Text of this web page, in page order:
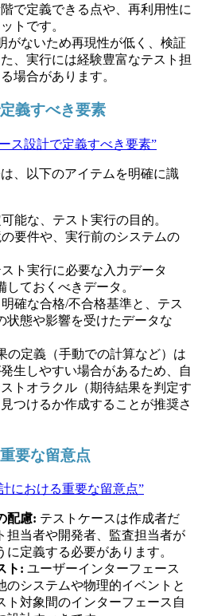
で定義できる点や、再利用性に
トです。
がないため再現性が低く、検証
、実行には経験豊富なテスト担
場合があります。
義すべき要素
ス設計で定義すべき要素”
、以下のアイテムを明確に識
能な、テスト実行の目的。
要件や、実行前のシステムの
ト実行に必要な入力データ
ておくべきデータ。
明確な合格/不合格基準と、テス
状態や影響を受けたデータな
の定義（手動での計算など）は
生しやすい場合があるため、自
トオラクル（期待結果を判定す
つけるか作成することが推奨さ
要な留意点
における重要な留意点”
配慮: テストケースは作成者だ
担当者や開発者、監査担当者が
に定義する必要があります。
ト: ユーザーインターフェース
のシステムや物理的イベントと
ト対象間のインターフェース自